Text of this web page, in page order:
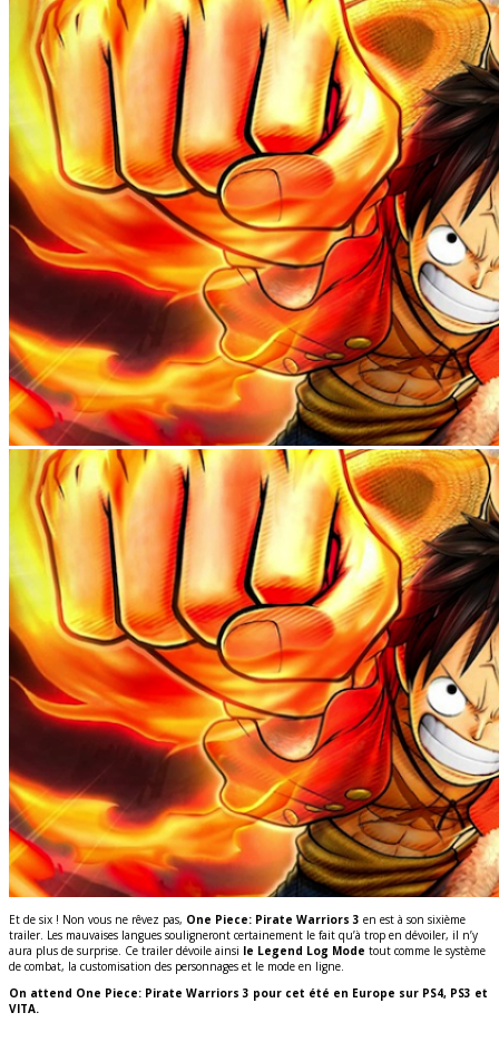
Et de six ! Non vous ne rêvez pas, One Piece: Pirate Warriors 3 en est à son sixième
trailer. Les mauvaises langues souligneront certainement le fait qu’à trop en dévoiler, il n’y
aura plus de surprise. Ce trailer dévoile ainsi le Legend Log Mode tout comme le système
de combat, la customisation des personnages et le mode en ligne.
On attend One Piece: Pirate Warriors 3 pour cet été en Europe sur PS4, PS3 et
VITA.